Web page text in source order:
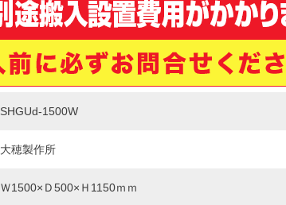
SHGUd-1500W
大穂製作所
Ｗ1500×Ｄ500×Ｈ1150ｍｍ